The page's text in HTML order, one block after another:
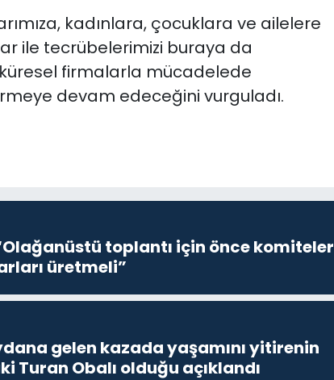
kadınlara, çocuklara ve ailelere
ile tecrübelerimizi buraya da
firmalarla mücadelede
devam edeceğini vurguladı.
toplantı için önce komiteler
üretmeli”
gelen kazada yaşamını yitirenin
Turan Obalı olduğu açıklandı